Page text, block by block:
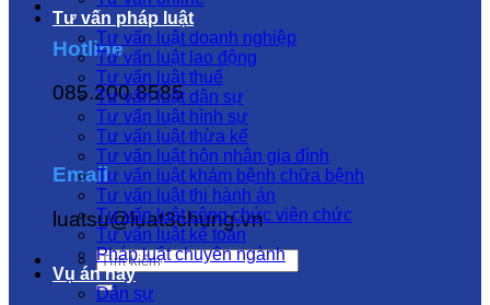
Hotline
085.200.8585
Email
luatsu@luat3chung.vn
Tư vấn pháp luật
Tư vấn luật doanh nghiệp
Tư vấn luật lao động
Tư vấn luật thuế
Tư vấn luật dân sự
Tư vấn luật hình sự
Tư vấn luật thừa kế
Tư vấn luật hôn nhân gia đình
Tư vấn luật khám bệnh chữa bệnh
Tư vấn luật thi hành án
Tư vấn luật công chức viên chức
Tư vấn luật kế toán
Pháp luật chuyên ngành
Vụ án hay
Dân sự